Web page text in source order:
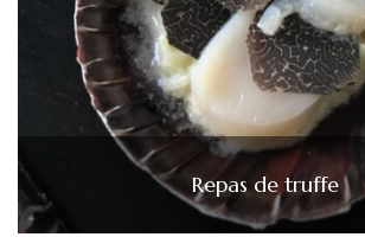
Repas de truffe